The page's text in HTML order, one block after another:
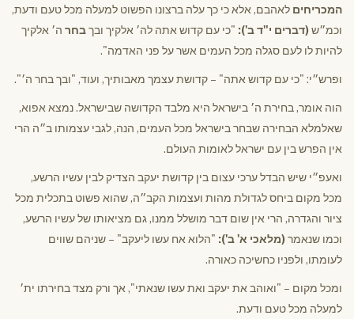
המכריחים לאהבם, אלא כי כך עלה ברצונו הפשוט למעלה מכל טעם ודעת,
וכמ״ש(דברים י"ד ב'): "כי עם קדוש אתה לה׳ אלקיך ובךבחר ה׳ אלקיך
להיות לו לעם סגלה מכל העמים אשר על פני האדמה".
ופרש״י: "כי עם קדוש אתה" – קדושת עצמך מאבותיך, ועוד, "ובך בחר ה׳".
הוה אומר, בחירת ה׳ בישראל היא מלבד הקדושה שבישראל. נמצא אפוא,
שאלמלא הבחירה שבחר בישראל מכל העמים, הנה, לגבי עצמותו ב״ה הרי
אין הפרש בין עם ישראל לאומות העולם.
ואעפ״י שיש הבדל ערכי עצום בין קדושת יעקב הצדיק לבין עשיו הרשע,
מכל מקום ביחס לגדולת מהות ועצמות הקב״ה, שהוא פשוט בתכלית מכל
ציור והגדרה, הרי אין שום דבר מושלל ממנו, גם מציאותו של עשיו הרשע,
וכמו שנאמר(מלאכי א' ב'): "הלוא אח עשו ליעקב" – שניהם שווים
לעומתו, ולפניו כחשיכה כאורה.
ומכל מקום – "ואוהב את יעקב ואת עשו שנאתי", אך ורק מצד בחירתו ית׳
למעלה מכל טעם ודעת.